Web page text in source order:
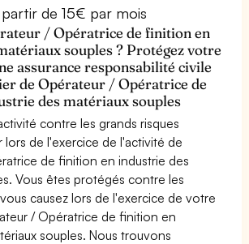
de 15€ par mois
/ Opératrice de finition en
souples ? Protégez votre
assurance responsabilité civile
de Opérateur / Opératrice de
des matériaux souples
contre les grands risques
lors de l'exercice de l'activité de
de finition en industrie des
Vous êtes protégés contre les
causez lors de l'exercice de votre
/ Opératrice de finition en
souples. Nous trouvons